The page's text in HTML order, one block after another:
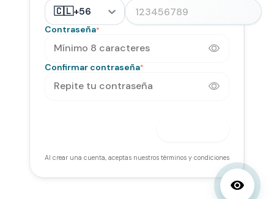
🇨🇱+56
Contraseña*
Confirmar contraseña*
Al crear una cuenta, aceptas nuestros términos y condiciones